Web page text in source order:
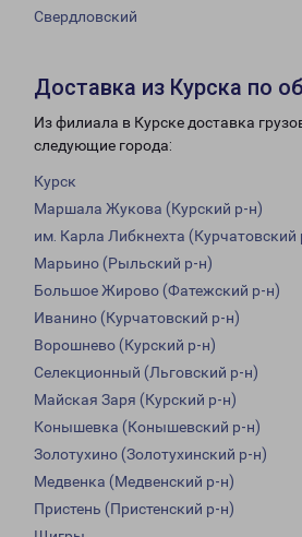
Свердловский
Доставка из Курска по
Из филиала в Курске доставка
следующие города:
Курск
Маршала Жукова (Курский р-н)
им. Карла Либкнехта (Курчатовский
Марьино (Рыльский р-н)
Большое Жирово (Фатежский р-н)
Иванино (Курчатовский р-н)
Ворошнево (Курский р-н)
Селекционный (Льговский р-н)
Майская Заря (Курский р-н)
Конышевка (Конышевский р-н)
Золотухино (Золотухинский р-н)
Медвенка (Медвенский р-н)
Пристень (Пристенский р-н)